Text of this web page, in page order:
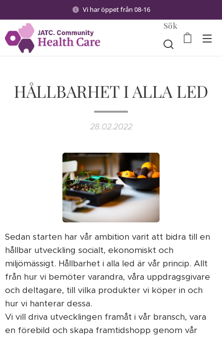
Vi har öppet från 08-16
Sök
HÅLLBARHET I ALLA LED
28.02.2022
Sedan starten har vår ambition varit att bidra till en
hållbar utveckling socialt, ekonomiskt och
miljömässigt. Hållbarhet i alla led är vår princip. Allt
från hur vi bemöter varandra, våra uppdragsgivare
och deltagare, till vilka produkter vi köper in och
hur vi hanterar dessa.
Vi vill driva utvecklingen framåt i vår bransch, vara
en förebild och skapa framtidshopp genom vår